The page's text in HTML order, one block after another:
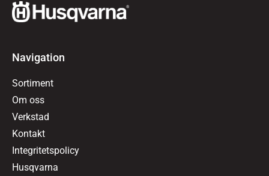
Navigation
Sortiment
Om oss
Verkstad
Kontakt
Integritetspolicy
Husqvarna